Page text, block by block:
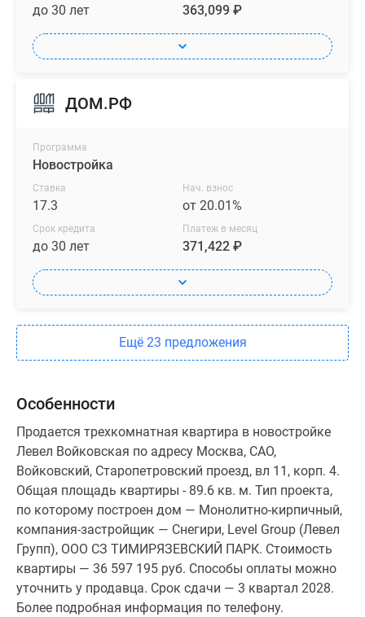
до 30 лет 363,099 ₽
ДОМ.РФ
Программа
Новостройка
Ставка
17.3
Нач. взнос
от 20.01%
Срок кредита
до 30 лет
Платеж в месяц
371,422 ₽
Ещё 23 предложения
Особенности
Продается трехкомнатная квартира в новостройке
Левел Войковская по адресу Москва, САО,
Войковский, Старопетровский проезд, вл 11, корп. 4.
Общая площадь квартиры - 89.6 кв. м. Тип проекта,
по которому построен дом — Монолитно-кирпичный,
компания-застройщик — Снегири, Level Group (Левел
Групп), ООО СЗ ТИМИРЯЗЕВСКИЙ ПАРК. Стоимость
квартиры — 36 597 195 руб. Способы оплаты можно
уточнить у продавца. Срок сдачи — 3 квартал 2028.
Более подробная информация по телефону.